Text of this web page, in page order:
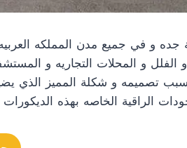
و في جميع مدن المملكه
و المحلات التجاريه و
تصميمه و شكلة المميز الذي
الراقية الخاصه بهذه الديكورات